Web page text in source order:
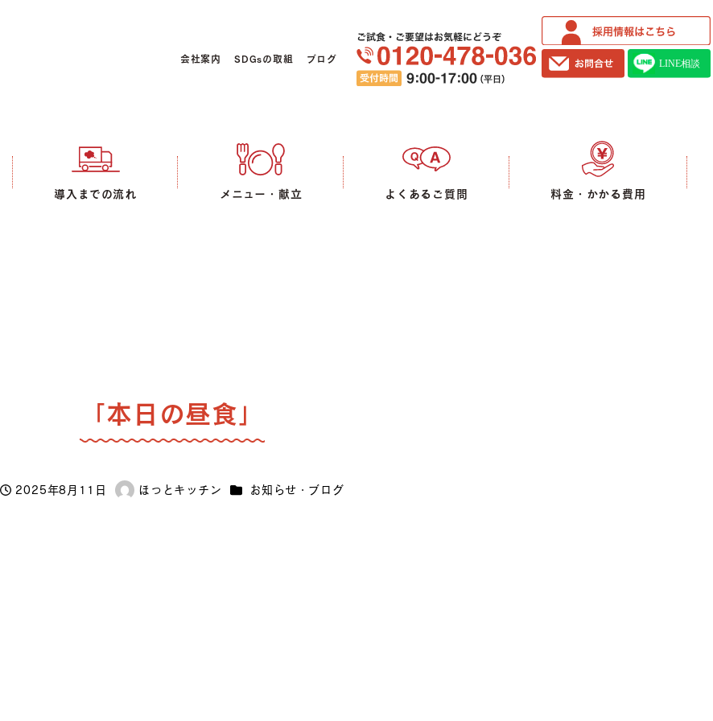
会社案内 SDGsの取組 ブログ
ご試食・ご要望はお気軽にどうぞ
導入までの流れ メニュー・献立 よくあるご質問 料金・かかる費用
「本日の昼食」
投稿日
2025年8月11日
著
ほっとキッチン カテゴリー
お知らせ・ブログ